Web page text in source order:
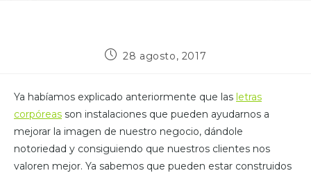
28 agosto, 2017
Ya habíamos explicado anteriormente que las letras
corpóreas son instalaciones que pueden ayudarnos a
mejorar la imagen de nuestro negocio, dándole
notoriedad y consiguiendo que nuestros clientes nos
valoren mejor. Ya sabemos que pueden estar construidos